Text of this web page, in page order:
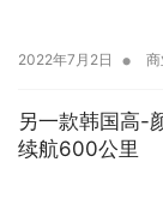
2022年7月2日 •
另一款韩国高-
续航600公里